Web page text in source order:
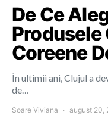
De Ce
Coreene
În ultimii ani, Clujul a
de…
Soare Viviana august 20,